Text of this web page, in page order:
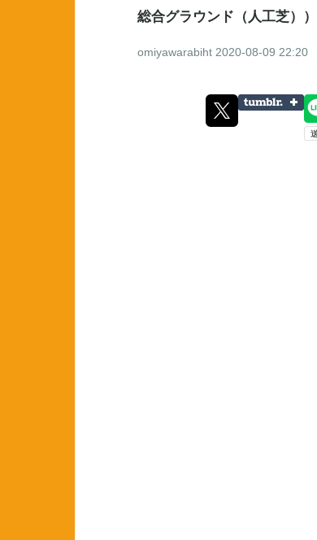
総合グラウンド（人工芝））
omiyawarabiht 2020-08-09 22:20